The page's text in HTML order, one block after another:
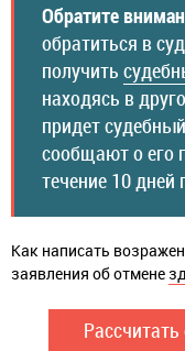
Обратите
обратиться в
получить
находясь в
придет
сообщают о его
течение 10
Как написать
заявления об отмене